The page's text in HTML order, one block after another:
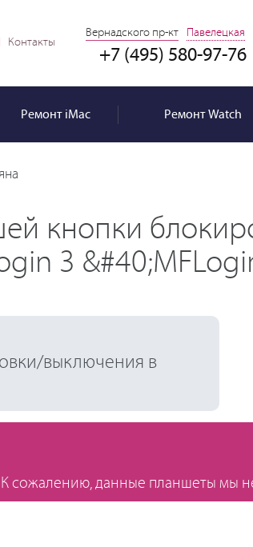
Вернадского пр-кт Павелецкая
+7 (495) 580-97-76
Контакты
РемонтiMac РемонтWatch
кнопки
3
выключения в
сожалению, данные планшеты мы